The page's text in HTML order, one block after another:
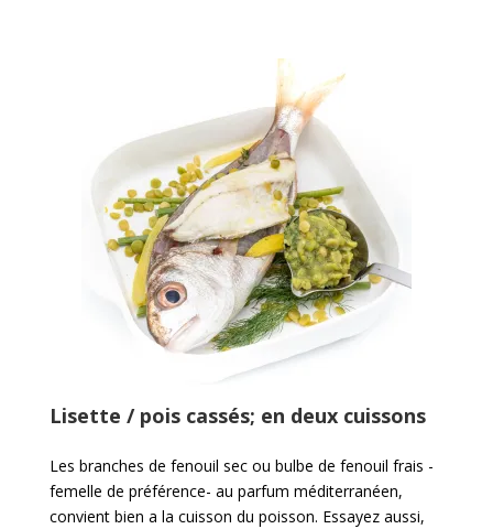
Lisette / pois cassés; en deux cuissons
Les branches de fenouil sec ou bulbe de fenouil frais -
femelle de préférence- au parfum méditerranéen,
convient bien a la cuisson du poisson. Essayez aussi,